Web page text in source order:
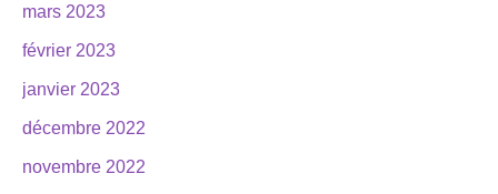
mars 2023
février 2023
janvier 2023
décembre 2022
novembre 2022